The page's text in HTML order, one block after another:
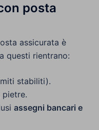
posta
assicurata è
questi rientrano:
stabiliti).
pietre.
assegni bancari e